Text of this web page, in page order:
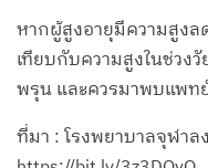
หากผู้สูงอายุมีความสูงล
เทียบกับความสูงในช่วง
พรุน และควรมาพบแพท
ที่มา : โรงพยาบาลจุฬา